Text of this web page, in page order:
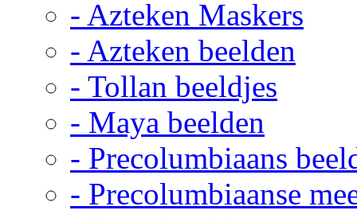
- Azteken Maskers
- Azteken beelden
- Tollan beeldjes
- Maya beelden
- Precolumbiaans
- Precolumbiaanse